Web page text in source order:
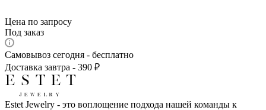
Цена по запросу
Под заказ
Самовывоз сегодня - бесплатно
Доставка завтра - 390 ₽
Estet Jewelry - это воплощение подхода нашей команды к